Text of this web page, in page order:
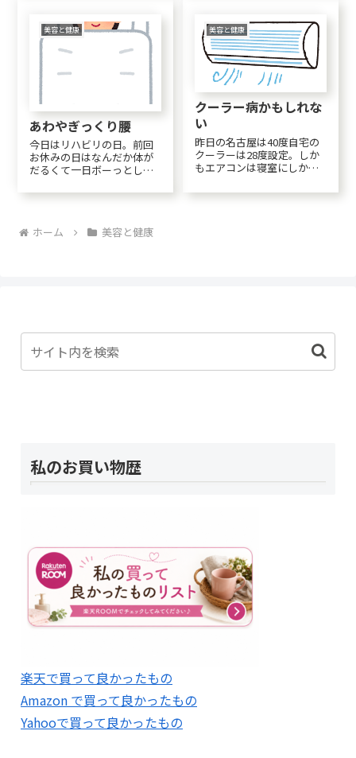
と。思い当たることがいく
つかある。分譲マンション
に住んでいたころは、観葉
植物に夢中で大きなものか
美容と健康
あわやぎっくり腰
今日はリハビリの日。前回
お休みの日はなんだか体が
だるくて一日ボーっとして
日は掃除をしてリハビリ行
ところが、あまり張り切り
美容と健康
クーラー病かもしれな
い
昨日の名古屋は40度自宅の
クーラーは28度設定。しか
もエアコンは寝室にしか付
グは29度ぐらい。寝る時は
ホーム 美容と健康
私のお買い物歴
楽天で買って良かったもの
Amazon で買って良かったもの
Yahooで買って良かったもの